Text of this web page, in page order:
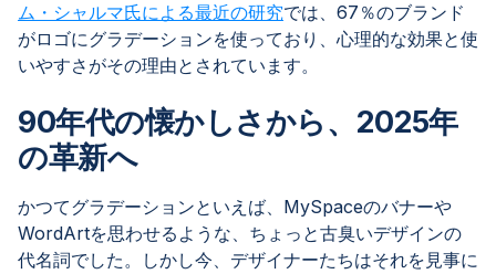
ム・シャルマ氏による最近の研究では、67％のブランド
がロゴにグラデーションを使っており、心理的な効果と使
いやすさがその理由とされています。
90年代の懐かしさから、2025年
の革新へ
かつてグラデーションといえば、MySpaceのバナーや
WordArtを思わせるような、ちょっと古臭いデザインの
代名詞でした。しかし今、デザイナーたちはそれを見事に